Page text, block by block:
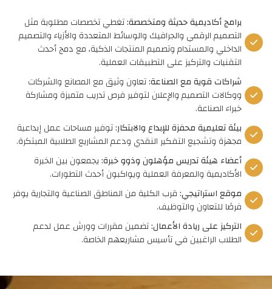
برامج أكاديمية حديثة ومتخصصة:تغطي تخصصات مطلوبة مثل
التصميم الرقمي والجرافيك والوسائط المتعددة والأزياء والتصميم
الداخلي والمستدام وتصميم المنتجات الذكية، مع دمج أحدث
التقنيات والتركيز على التطبيقات العملية.
شراكات قوية مع الصناعة:تعاون وثيق مع المصانع والشركات
ووكالات التصميم والإعلان لتوفير فرص تدريب متميزة ومشاركة
خبراء الصناعة.
بيئة تعليمية محفزة للإبداع والابتكار:توفير مساحات عمل إبداعية
مجهزة وتشجيع التفكير النقدي ودعم المشاريع الطلابية المبتكرة.
أعضاء هيئة تدريس مؤهلون وذوو خبرة:يجمعون بين الخبرة
الأكاديمية والمعرفة العملية ويواكبون أحدث التطورات.
موقع استراتيجي:قرب الكلية من المناطق الصناعية والتجارية يوفر
فرصًا للتعاون والتوظيف.
التركيز على ريادة الأعمال:تضمين مقررات وورش عمل لدعم
الطلاب الراغبين في تأسيس مشاريعهم الخاصة.